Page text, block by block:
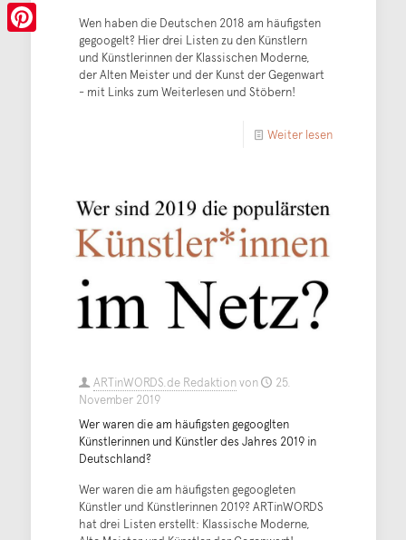
Wen haben die Deutschen 2018 am häufigsten
gegoogelt? Hier drei Listen zu den Künstlern
und Künstlerinnen der Klassischen Moderne,
der Alten Meister und der Kunst der Gegenwart
- mit Links zum Weiterlesen und Stöbern!
Weiter lesen
ARTinWORDS.de Redaktionvon
25.
November 2019
Wer waren die am häufigsten gegooglten
Künstlerinnen und Künstler des Jahres 2019 in
Deutschland?
Wer waren die am häufigsten gegoogleten
Künstler und Künstlerinnen 2019? ARTinWORDS
hat drei Listen erstellt: Klassische Moderne,
Twitter